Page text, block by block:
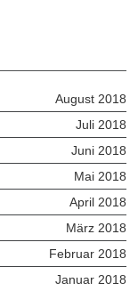
August 2018
Juli 2018
Juni 2018
Mai 2018
April 2018
März 2018
Februar 2018
Januar 2018